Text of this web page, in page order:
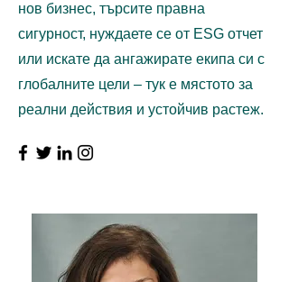
нов бизнес, търсите правна
сигурност, нуждаете се от ESG отчет
или искате да ангажирате екипа си с
глобалните цели – тук е мястото за
реални действия и устойчив растеж.